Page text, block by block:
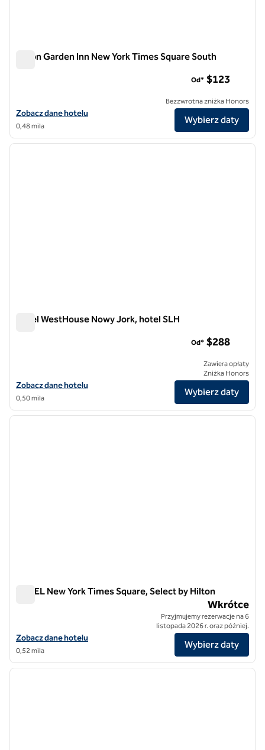
Hilton Garden Inn New York Times Square South
Zobacz szczegóły hotelu Hilton Garden Inn New York Times Square
Zobacz dane hotelu
0,48 mila
Od* $123
Bezzwrotna zniżka Honors
Wybierz daty
1/9
1 z 9
Hotel WestHouse Nowy Jork, hotel SLH
Zobacz szczegóły hotelu WestHouse Hotel New York, SLH Hotel
Zobacz dane hotelu
0,50 mila
Od* $288
Zawiera opłaty
Zniżka Honors
Wybierz daty
1/12
1 z 12
YOTEL New York Times Square, Select by Hilton
YOTEL New York Times Square, Select by Hilton
Zobacz szczegóły hotelu YOTEL New York Times Square, Select by
Zobacz dane hotelu
0,52 mila
Wkrótce
Przyjmujemy rezerwacje na 6
listopada 2026 r. oraz później.
Wybierz daty
1/12
1 z 12